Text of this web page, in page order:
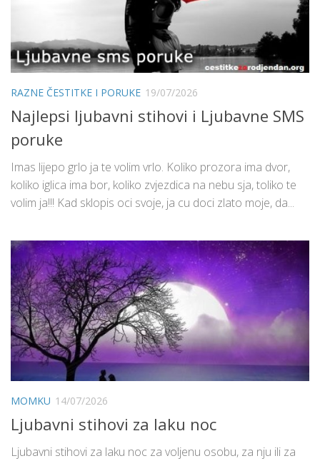
RAZNE ČESTITKE I PORUKE 19/07/2026
Najlepsi ljubavni stihovi i Ljubavne SMS
poruke
Imas lijepo grlo ja te volim vrlo. Koliko prozora ima dvor,
koliko iglica ima bor, koliko zvjezdica na nebu sja, toliko te
volim ja!!! Kad sklopis oci svoje, ja cu doci zlato moje, da...
MOMKU 14/07/2026
Ljubavni stihovi za laku noc
Ljubavni stihovi za laku noc za voljenu osobu, za nju ili za